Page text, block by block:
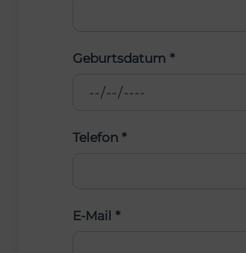
Geburtsdatum *
Telefon *
E-Mail *